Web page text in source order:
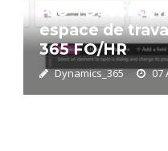
AIU – D365FO/
espace de
365 FO/HR
Dynamics_365 07